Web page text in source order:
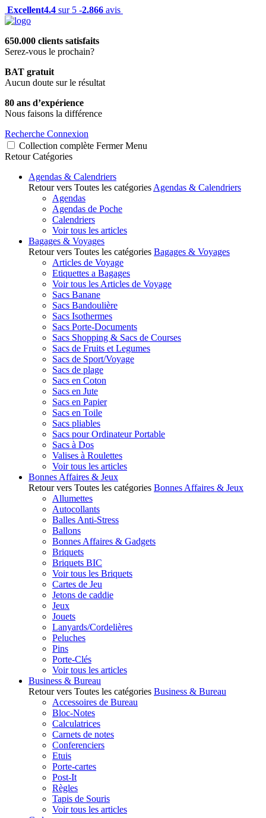
Excellent4.4 sur 5 -2.866 avis
650.000 clients satisfaits
Serez-vous le prochain?
BAT gratuit
Aucun doute sur le résultat
80 ans d’expérience
Nous faisons la différence
Recherche Connexion
Collection complète Fermer Menu
Retour Catégories
Agendas & Calendriers
Retour vers Toutes les catégories Agendas & Calendriers
Agendas
Agendas de Poche
Calendriers
Voir tous les articles
Bagages & Voyages
Retour vers Toutes les catégories Bagages & Voyages
Articles de Voyage
Etiquettes a Bagages
Voir tous les Articles de Voyage
Sacs Banane
Sacs Bandoulière
Sacs Isothermes
Sacs Porte-Documents
Sacs Shopping & Sacs de Courses
Sacs de Fruits et Legumes
Sacs de Sport/Voyage
Sacs de plage
Sacs en Coton
Sacs en Jute
Sacs en Papier
Sacs en Toile
Sacs pliables
Sacs pour Ordinateur Portable
Sacs à Dos
Valises à Roulettes
Voir tous les articles
Bonnes Affaires & Jeux
Retour vers Toutes les catégories Bonnes Affaires & Jeux
Allumettes
Autocollants
Balles Anti-Stress
Ballons
Bonnes Affaires & Gadgets
Briquets
Briquets BIC
Voir tous les Briquets
Cartes de Jeu
Jetons de caddie
Jeux
Jouets
Lanyards/Cordelières
Peluches
Pins
Porte-Clés
Voir tous les articles
Business & Bureau
Retour vers Toutes les catégories Business & Bureau
Accessoires de Bureau
Bloc-Notes
Calculatrices
Carnets de notes
Conferenciers
Etuis
Porte-cartes
Post-It
Règles
Tapis de Souris
Voir tous les articles